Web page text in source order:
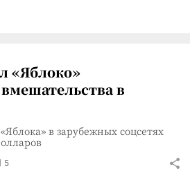
«Яблоко»
в
в зарубежных соцсетях
5